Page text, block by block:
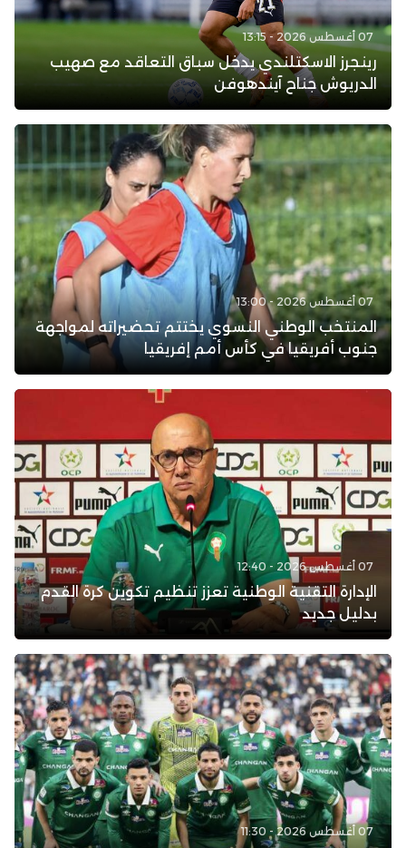
07 أغسطس 2026 - 13:15
رينجرز الاسكتلندي يدخل سباق التعاقد مع صهيب
الدريوش جناح آيندهوفن
07 أغسطس 2026 - 13:00
المنتخب الوطني النسوي يختتم تحضيراته لمواجهة
جنوب أفريقيا في كأس أمم إفريقيا
07 أغسطس 2026 - 12:40
الإدارة التقنية الوطنية تعزز تنظيم تكوين كرة القدم
بدليل جديد
07 أغسطس 2026 - 11:30